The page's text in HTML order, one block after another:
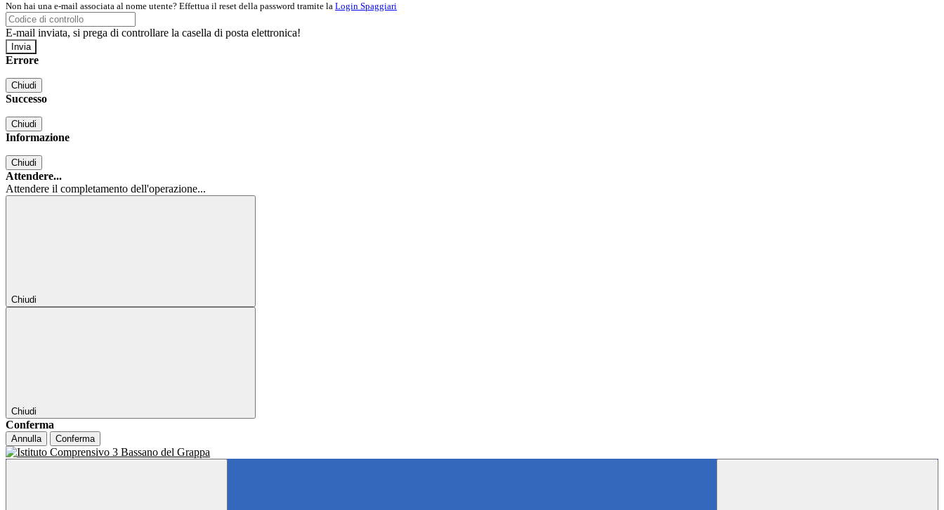
Non hai una e-mail associata al nome utente? Effettua il reset della password tramite la Login Spaggiari
E-mail inviata, si prega di controllare la casella di posta elettronica!
Errore
Chiudi
Successo
Chiudi
Informazione
Chiudi
Attendere...
Attendere il completamento dell'operazione...
Chiudi
Chiudi
Conferma
Annulla Conferma